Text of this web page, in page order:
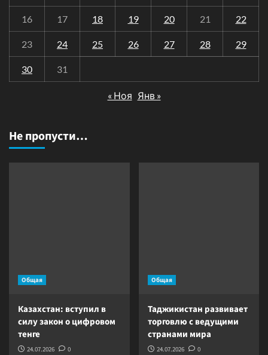
16 17 18 19 20 21 22
23 24 25 26 27 28 29
30 31
« Ноя Янв »
Не пропусти…
Общая
Казахстан: вступил в
силу закон о цифровом
тенге
24.07.2026 0
Общая
Таджикистан развивает
торговлю с ведущими
странами мира
24.07.2026 0